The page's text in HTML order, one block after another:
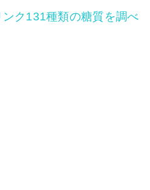
ンク131種類の糖質を調べ